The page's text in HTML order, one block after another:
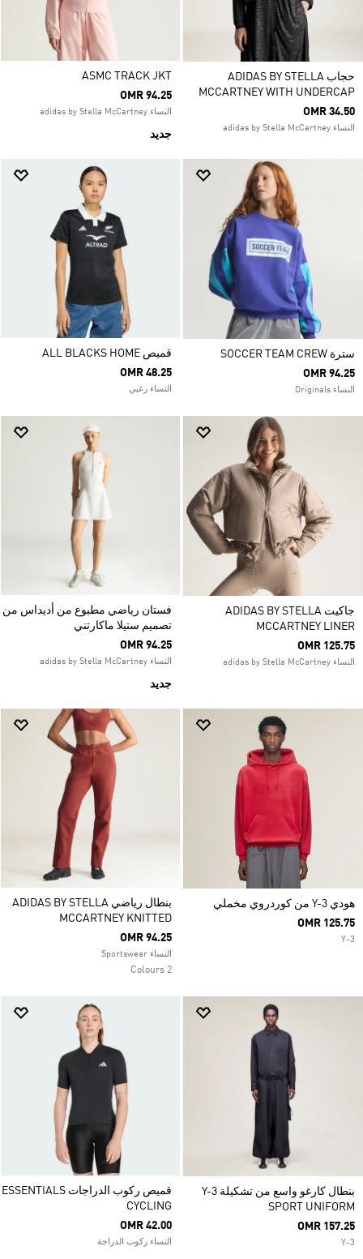
حجاب ADIDAS BY STELLA
MCCARTNEY WITH UNDERCAP
OMR 34.50
النساء adidas by Stella McCartney
ASMC TRACK JKT
OMR 94.25
النساء adidas by Stella McCartney
جديد
سترة SOCCER TEAM CREW
OMR 94.25
النساء Originals
قميص ALL BLACKS HOME
OMR 48.25
النساء رغبي
جاكيت ADIDAS BY STELLA
MCCARTNEY LINER
OMR 125.75
النساء adidas by Stella McCartney
فستان رياضي مطبوع من أديداس من
تصميم ستيلا ماكارتني
OMR 94.25
النساء adidas by Stella McCartney
جديد
هودي Y-3 من كوردروي مخملي
OMR 125.75
Y-3
بنطال رياضي ADIDAS BY STELLA
MCCARTNEY KNITTED
OMR 94.25
النساء Sportswear
2 Colours
بنطال كارغو واسع من تشكيلة Y-3
SPORT UNIFORM
OMR 157.25
Y-3
قميص ركوب الدراجات ESSENTIALS
CYCLING
OMR 42.00
النساء ركوب الدراجة